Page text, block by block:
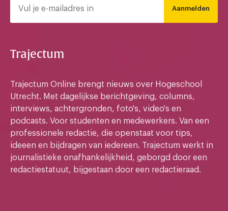
Aanmelden
Trajectum
Trajectum Online brengt nieuws over Hogeschool
Utrecht. Met dagelijkse berichtgeving, columns,
interviews, achtergronden, foto's, video's en
podcasts. Voor studenten en medewerkers. Van een
professionele redactie, die openstaat voor tips,
ideeen en bijdragen van iedereen. Trajectum werkt in
journalistieke onafhankelijkheid, geborgd door een
redactiestatuut, bijgestaan door een redactieraad.